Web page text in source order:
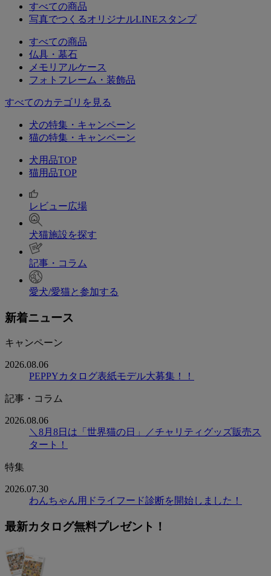
すべての商品
写真でつくるオリジナルLINEスタンプ
すべての商品
仏具・墓石
メモリアルケース
フォトフレーム・装飾品
すべてのカテゴリを見る
犬の特集・キャンペーン
猫の特集・キャンペーン
犬用品TOP
猫用品TOP
レビュー広場
犬猫施設を探す
記事・コラム
愛犬/愛猫と参加する
新着ニュース
キャンペーン
2026.08.06
PEPPYカタログ表紙モデル大募集！！
記事・コラム
2026.08.06
＼8月8日は「世界猫の日」／チャリティグッズ販売ス
タート！
特集
2026.07.30
わんちゃん用ドライフード診断を開始しました！
最新カタログ無料プレゼント！